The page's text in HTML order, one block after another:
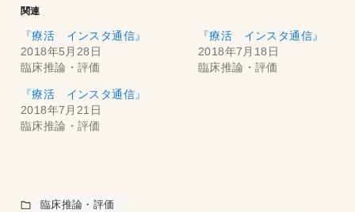
関連
『療活 インスタ通信』
2018年5月28日
臨床推論・評価
『療活 インスタ通信』
2018年7月18日
臨床推論・評価
『療活 インスタ通信』
2018年7月21日
臨床推論・評価
臨床推論・評価